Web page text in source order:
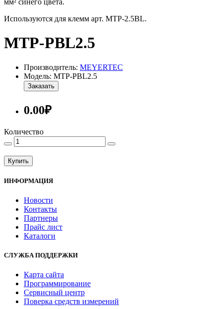
мм² синего цвета.
Используются для клемм арт. MTP-2.5BL.
MTP-PBL2.5
Производитель: MEYERTEC
Модель: MTP-PBL2.5
Заказать
0.00₽
Количество
Купить
ИНФОРМАЦИЯ
Новости
Контакты
Партнеры
Прайс лист
Каталоги
СЛУЖБА ПОДДЕРЖКИ
Карта сайта
Программирование
Сервисный центр
Поверка средств измерений